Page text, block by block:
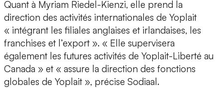
Quant à Myriam Riedel-Kienzi, elle prend la
direction des activités internationales de Yoplait
« intégrant les filiales anglaises et irlandaises, les
franchises et l’export ». « Elle supervisera
également les futures activités de Yoplait-Liberté au
Canada » et « assure la direction des fonctions
globales de Yoplait », précise Sodiaal.